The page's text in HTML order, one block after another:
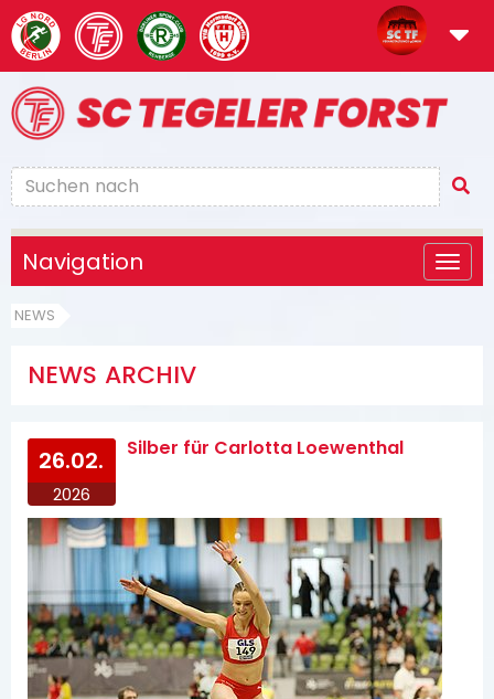
Navigation
NEWS
NEWS ARCHIV
26.02.
2026
Silber für Carlotta Loewenthal